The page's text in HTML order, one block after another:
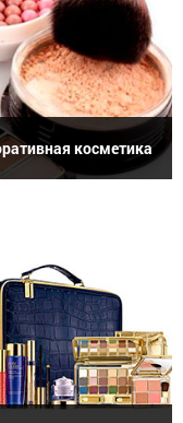
косметика